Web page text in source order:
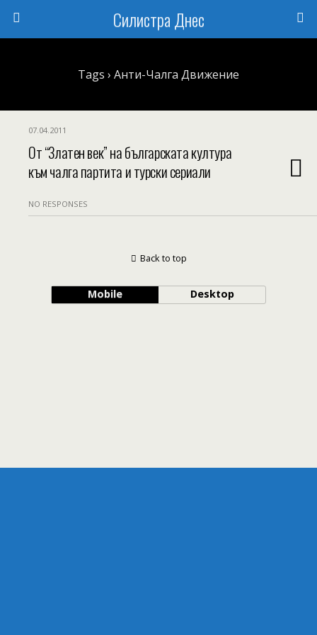
Силистра Днес
Tags › Анти-Чалга Движение
07.04.2011
От “Златен век” на българската култура
към чалга партита и турски сериали
NO RESPONSES
Back to top
Mobile Desktop